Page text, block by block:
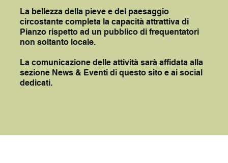
La bellezza della pieve e del paesaggio
circostante completa la capacità attrattiva di
Pianzo rispetto ad un pubblico di frequentatori
non soltanto locale.
La comunicazione delle attività sarà affidata alla
sezione News & Eventi di questo sito e ai social
dedicati.